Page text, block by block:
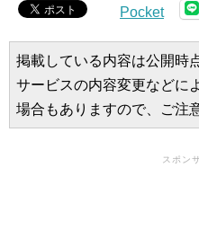
Pocket
掲載している内容は公開時
サービスの内容変更などに
場合もありますので、ご注
スポン